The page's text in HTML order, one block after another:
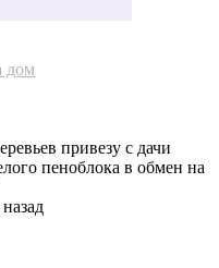
дом
привезу с дачи
пеноблока в обмен на